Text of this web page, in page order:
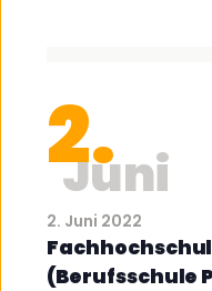
2.
Juni
2. Juni 2022
(Berufsschule